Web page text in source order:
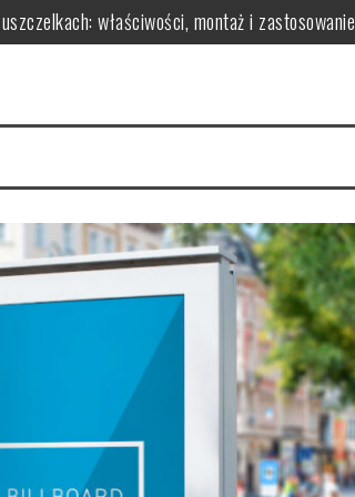
właściwości, montaż i zastosowanie
i rady
Kluczowe czynniki i porady
redukcji tkanki tłuszczowej
do analizy
dla Twojej sypialni?